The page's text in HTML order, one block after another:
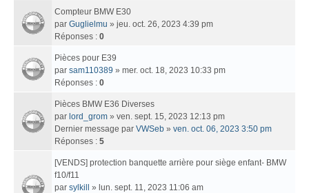
Compteur BMW E30
par Guglielmu » jeu. oct. 26, 2023 4:39 pm
Réponses : 0
Pièces pour E39
par sam110389 » mer. oct. 18, 2023 10:33 pm
Réponses : 0
Pièces BMW E36 Diverses
par lord_grom » ven. sept. 15, 2023 12:13 pm
Dernier message par VWSeb » ven. oct. 06, 2023 3:50 pm
Réponses : 5
[VENDS] protection banquette arrière pour siège enfant- BMW
f10/f11
par sylkill » lun. sept. 11, 2023 11:06 am